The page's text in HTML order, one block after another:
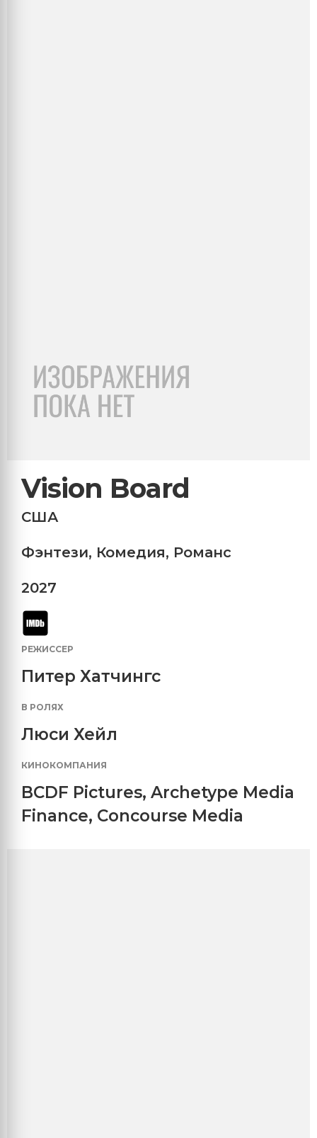
Vision Board
США
Фэнтези, Комедия, Романс
2027
РЕЖИССЕР
Питер Хатчингс
В РОЛЯХ
Люси Хейл
КИНОКОМПАНИЯ
BCDF Pictures, Archetype Media
Finance, Concourse Media